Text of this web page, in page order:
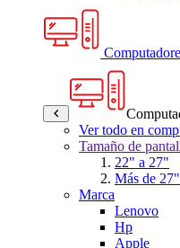
Ver todo en
Tamaño de
22" a 27"
Más de 27"
Marca
Lenovo
Hp
Apple